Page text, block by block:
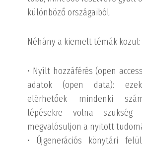
különböző országaiból.
Néhány a kiemelt témák közül:
• Nyílt hozzáférés (open
adatok (open data):
elérhetőek mindenki
lépésekre volna szükség
megvalósuljon a nyitott
• Újgenerációs könytári